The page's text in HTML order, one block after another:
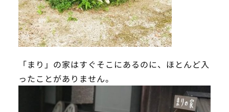
「まり」の家はすぐそこにあるのに、ほとんど入
ったことがありません。